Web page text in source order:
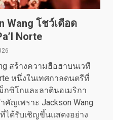
Wang โชว์เดือด
Norte
สร้างความฮือฮาบนเวที
หนึ่งในเทศกาลดนตรีที่
ซิโกและลาตินอเมริกา
ญเพราะ Jackson Wang
ได้รับเชิญขึ้นแสดงอย่าง